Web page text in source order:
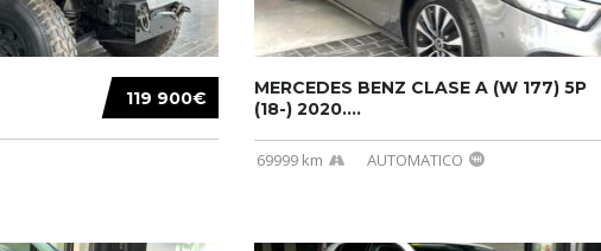
119 900€
MERCEDES BENZ CLASE A (W 177) 5P
(18-) 2020....
69999 km AUTOMATICO